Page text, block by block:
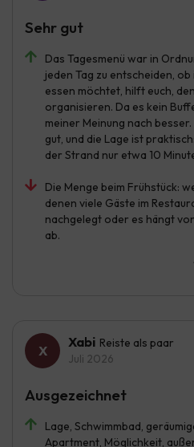
Das Tagesmenü war in
jeden Tag zu entscheiden,
essen möchtet, hilft euch,
organisieren. Da es kein
meiner Meinung nach
gut, und die Lage ist
der Strand nur etwa 10
Die Menge beim Frühstück:
denen viele Gäste im
nachgelegt oder es hängt
ab.
Sehr gut
Xabi Reiste als paar
Juli 2026
Lage, Schwimmbad,
Apartment, Möglichkeit,
Ausgezeichnet